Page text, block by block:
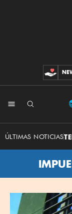
ÚLTIMAS NOTICIAS